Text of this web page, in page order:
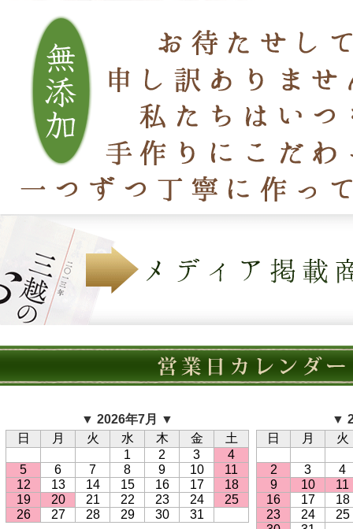
▼ 2026年7月 ▼
日
月 火 水 木 金
土
1
2 3
4
5
6 7 8 9 10
11
12
13 14 15 16 17
18
19
20 21 22 23 24
25
26
27 28 29 30 31
▼
日
月 火
2 3
4
9
10
11
16
17
18
23
24
25